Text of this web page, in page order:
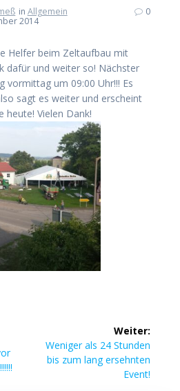
in Allgemein
2014
0
Helfer beim Zeltaufbau mit
dafür und weiter so! Nächster
vormittag um 09:00 Uhr!!! Es
sagt es weiter und erscheint
heute! Vielen Dank!
Weiter:
Nächster
Beitrag:
Weniger als 24 Stunden
bis zum lang ersehnten
Event!